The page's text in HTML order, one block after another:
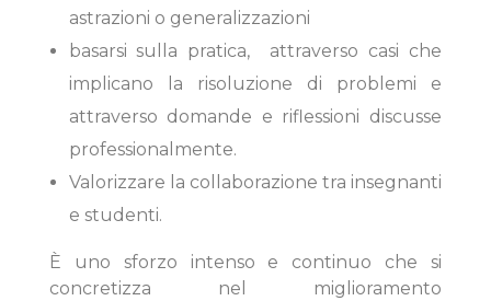
astrazioni o generalizzazioni
basarsi sulla pratica, attraverso casi che
implicano la risoluzione di problemi e
attraverso domande e riflessioni discusse
professionalmente.
Valorizzare la collaborazione tra insegnanti
e studenti.
È uno sforzo intenso e continuo che si
concretizza nel miglioramento